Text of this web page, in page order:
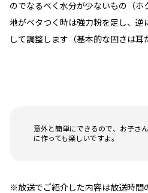
のでなるべく水分が少ないもの（ホ
地がベタつく時は強力粉を足し、逆
して調整します（基本的な固さは耳
意外と簡単にできるので、お子さ
に作っても楽しいですよ。
※放送でご紹介した内容は放送時間